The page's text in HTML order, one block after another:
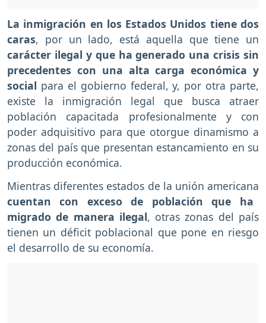
La inmigración en los Estados Unidos tiene dos
caras, por un lado, está aquella que tiene un
carácter ilegal y que ha generado una crisis sin
precedentes con una alta carga económica y
social para el gobierno federal, y, por otra parte,
existe la inmigración legal que busca atraer
población capacitada profesionalmente y con
poder adquisitivo para que otorgue dinamismo a
zonas del país que presentan estancamiento en su
producción económica.
Mientras diferentes estados de la unión americana
cuentan con exceso de población que ha
migrado de manera ilegal, otras zonas del país
tienen un déficit poblacional que pone en riesgo
el desarrollo de su economía.